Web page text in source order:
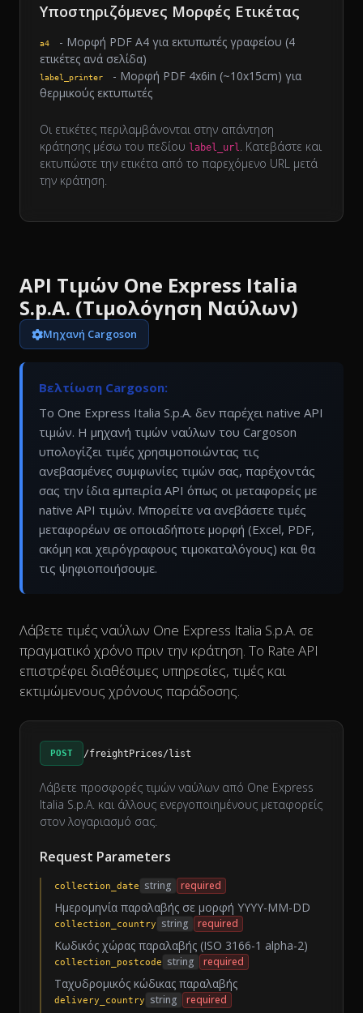
Υποστηριζόμενες Μορφές Ετικέτας
a4
- Μορφή PDF A4 για εκτυπωτές γραφείου (4
ετικέτες ανά σελίδα)
label_printer
- Μορφή PDF 4x6in (~10x15cm) για
θερμικούς εκτυπωτές
Οι ετικέτες περιλαμβάνονται στην απάντηση
κράτησης μέσω του πεδίου label_url. Κατεβάστε και
εκτυπώστε την ετικέτα από το παρεχόμενο URL μετά
την κράτηση.
API Τιμών One Express Italia
S.p.A. (Τιμολόγηση Ναύλων)
Μηχανή Cargoson
Βελτίωση Cargoson:
Το One Express Italia S.p.A. δεν παρέχει native API
τιμών. Η μηχανή τιμών ναύλων του Cargoson
υπολογίζει τιμές χρησιμοποιώντας τις
ανεβασμένες συμφωνίες τιμών σας, παρέχοντάς
σας την ίδια εμπειρία API όπως οι μεταφορείς με
native API τιμών. Μπορείτε να ανεβάσετε τιμές
μεταφορέων σε οποιαδήποτε μορφή (Excel, PDF,
ακόμη και χειρόγραφους τιμοκαταλόγους) και θα
τις ψηφιοποιήσουμε.
Λάβετε τιμές ναύλων One Express Italia S.p.A. σε
πραγματικό χρόνο πριν την κράτηση. Το Rate API
επιστρέφει διαθέσιμες υπηρεσίες, τιμές και
εκτιμώμενους χρόνους παράδοσης.
POST /freightPrices/list
Λάβετε προσφορές τιμών ναύλων από One Express
Italia S.p.A. και άλλους ενεργοποιημένους μεταφορείς
στον λογαριασμό σας.
Request Parameters
collection_date string required
Ημερομηνία παραλαβής σε μορφή YYYY-MM-DD
collection_country string required
Κωδικός χώρας παραλαβής (ISO 3166-1 alpha-2)
collection_postcode string required
Ταχυδρομικός κώδικας παραλαβής
delivery_country string required